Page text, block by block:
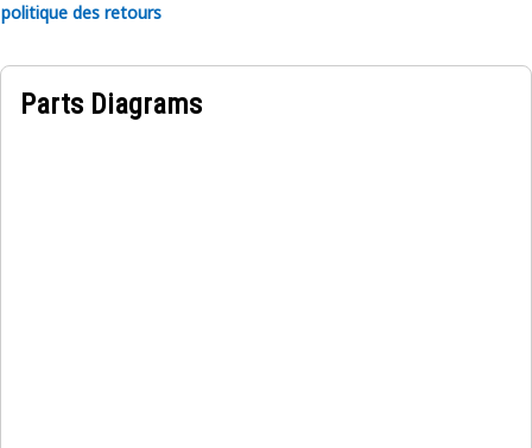
politique des retours
Parts Diagrams